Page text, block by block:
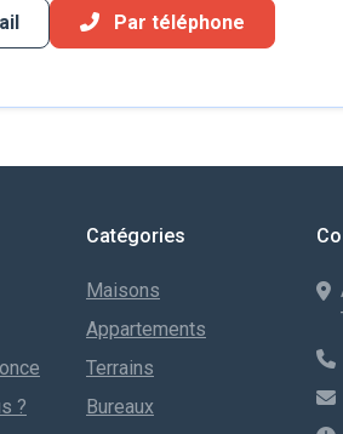
Par téléphone
?
Catégories
Maisons
Appartements
Terrains
Bureaux